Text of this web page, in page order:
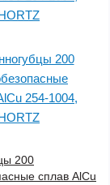
200
сплав AlCu